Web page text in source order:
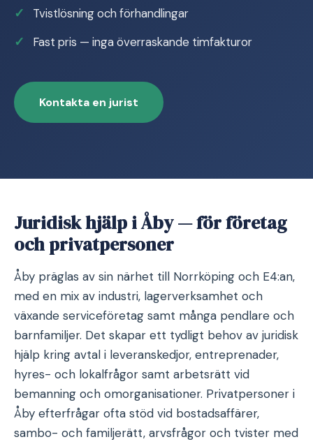
Tvistlösning och förhandlingar
Fast pris — inga överraskande timfakturor
Kontakta en jurist
Juridisk hjälp i Åby — för företag
och privatpersoner
Åby präglas av sin närhet till Norrköping och E4:an,
med en mix av industri, lagerverksamhet och
växande serviceföretag samt många pendlare och
barnfamiljer. Det skapar ett tydligt behov av juridisk
hjälp kring avtal i leveranskedjor, entreprenader,
hyres- och lokalfrågor samt arbetsrätt vid
bemanning och omorganisationer. Privatpersoner i
Åby efterfrågar ofta stöd vid bostadsaffärer,
sambo- och familjerätt, arvsfrågor och tvister med